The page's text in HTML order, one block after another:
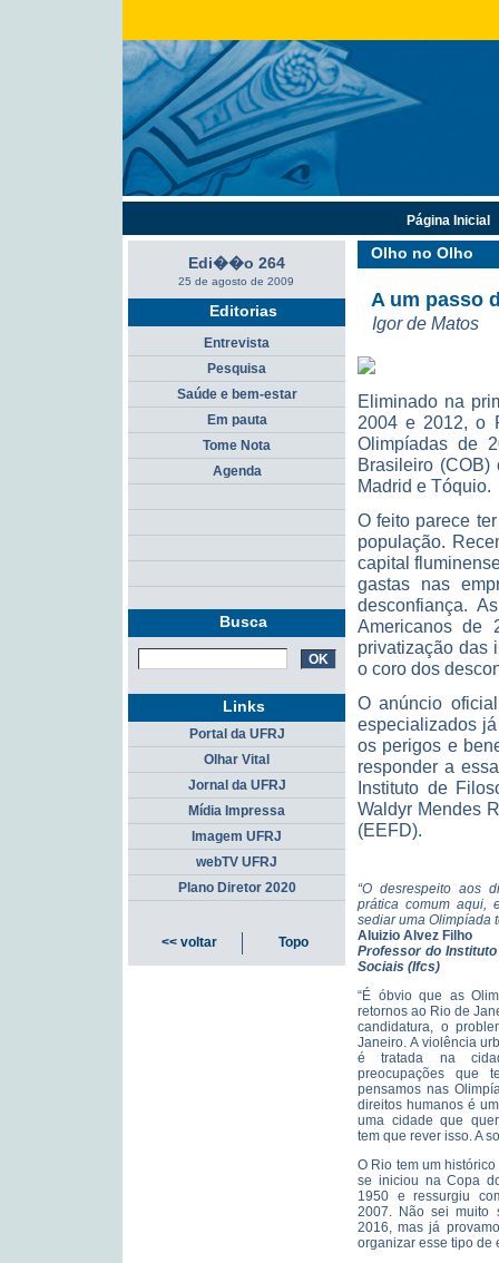
Olho no Olho
A um passo
Igor de Matos
Eliminado na
2004 e 2012, o
Olimpíadas de
Brasileiro (COB)
Madrid e Tóquio.
O feito parece
população.
capital
gastas nas
desconfiança.
Americanos de
privatização das
o coro dos
O anúncio
especializados
os perigos e
responder a
Instituto de
Waldyr Mendes
(EEFD).
“O desrespeito aos
prática comum aqui,
sediar uma Olimpíada
Aluizio Alvez Filho
Professor do
Sociais (Ifcs)
“É óbvio que as
retornos ao Rio de
candidatura, o
Janeiro. A violência
é tratada na
preocupações que
pensamos nas
direitos humanos é
uma cidade que
tem que rever isso. A
O Rio tem um
se iniciou na Copa
1950 e ressurgiu
2007. Não sei muito
2016, mas já
organizar esse tipo de
Edi��o 264
25 de agosto de 2009
Editorias
Entrevista
Pesquisa
Saúde e bem-estar
Em pauta
Tome Nota
Agenda
Busca
Página Inicial
Links
Portal da UFRJ
Olhar Vital
Jornal da UFRJ
Mídia Impressa
Imagem UFRJ
webTV UFRJ
Plano Diretor 2020
<< voltar Topo